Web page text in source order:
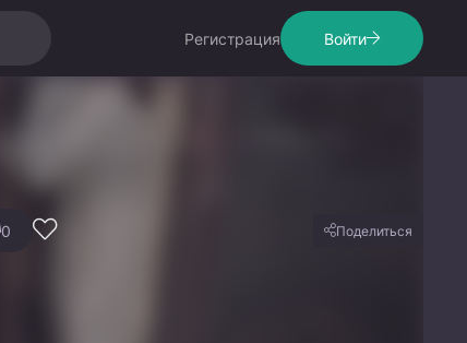
Регистрация Войти
0 Поделиться